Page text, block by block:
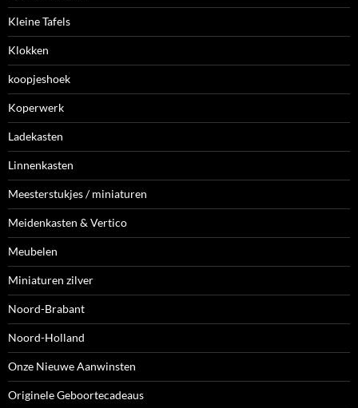
Kleine Tafels
Klokken
koopjeshoek
Koperwerk
Ladekasten
Linnenkasten
Meesterstukjes / miniaturen
Meidenkasten & Vertico
Meubelen
Miniaturen zilver
Noord-Brabant
Noord-Holland
Onze Nieuwe Aanwinsten
Originele Geboortecadeaus